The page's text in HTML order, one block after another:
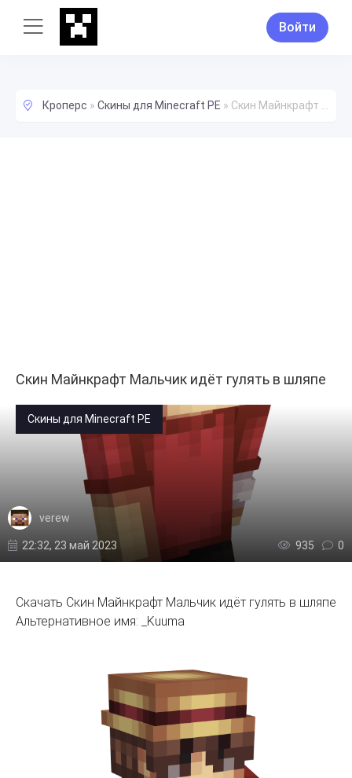
Войти
Кроперс » Скины для Minecraft PE » Скин Майнкрафт Мальчик идёт гулять в шляпе
Скин Майнкрафт Мальчик идёт гулять в шляпе
Скины для Minecraft PE
verew
22:32, 23 май 2023 935 0
Скачать Скин Майнкрафт Мальчик идёт гулять в шляпе
Альтернативное имя: _Kuuma